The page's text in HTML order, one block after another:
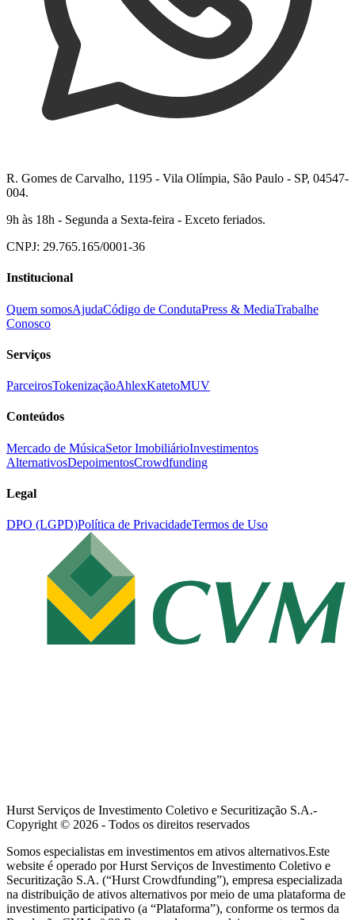
R. Gomes de Carvalho, 1195 - Vila Olímpia, São Paulo - SP, 04547-
004.
9h às 18h - Segunda a Sexta-feira - Exceto feriados.
CNPJ: 29.765.165/0001-36
Institucional
Quem somosAjudaCódigo de CondutaPress & MediaTrabalhe
Conosco
Serviços
ParceirosTokenizaçãoAhlexKatetoMUV
Conteúdos
Mercado de MúsicaSetor ImobiliárioInvestimentos
AlternativosDepoimentosCrowdfunding
Legal
DPO (LGPD)Política de PrivacidadeTermos de Uso
Hurst Serviços de Investimento Coletivo e Securitização S.A.-
Copyright © 2026 - Todos os direitos reservados
Somos especialistas em investimentos em ativos alternativos.Este
website é operado por Hurst Serviços de Investimento Coletivo e
Securitização S.A. (“Hurst Crowdfunding”), empresa especializada
na distribuição de ativos alternativos por meio de uma plataforma de
investimento participativo (a “Plataforma”), conforme os termos da